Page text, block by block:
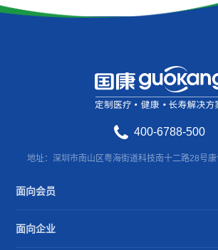
400-6788-500
地址：深圳市南山区粤海街道科技南十二路28号
面向会员
面向企业